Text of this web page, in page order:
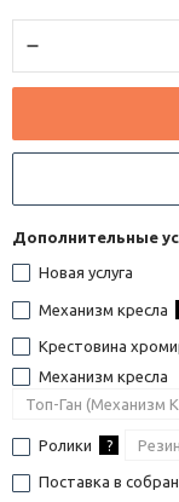
Дополнительные
Новая услуга
Механизм кресла
Крестовина
Механизм кресла
Ролики ?
Поставка в